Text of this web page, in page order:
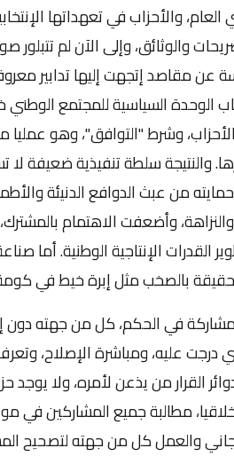
والأحزاب في تعهداتها
والوثائق، وإلى الآن لم
عن مقاصد إتجهت إليها تدابير
السياسية للمجتمع
وشرط "التوافق"، وهو
والنتيجة سلطة تنفيذية ضعيفة
من عبث الدوافع الدنيئة
وأضعفت الاهتمام
القدرات الإنتاجية الوطنية. أما
بالصخب مثل إبرة خيط في
في الحكم، كل من جهته دون
درجت عليه، ومباشرة الإصلاح،
القرار من يذعن لأمره، ولا
مطالبة جميع المشاركين في
والعمل كل من جهته لتصحيح